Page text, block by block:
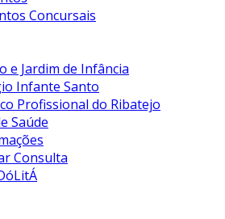
Concursais
e Jardim de Infância
Infante Santo
Profissional do Ribatejo
Saúde
Consulta